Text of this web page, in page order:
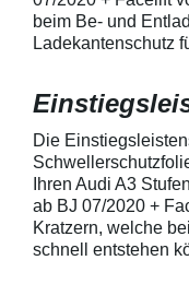
Kratzer und
Fahrzeuglack
beim Be- und
Ladekantenschutz
Die
Ihren Audi A3
ab BJ 07/2020 +
Kratzern, welche
schnell entstehen